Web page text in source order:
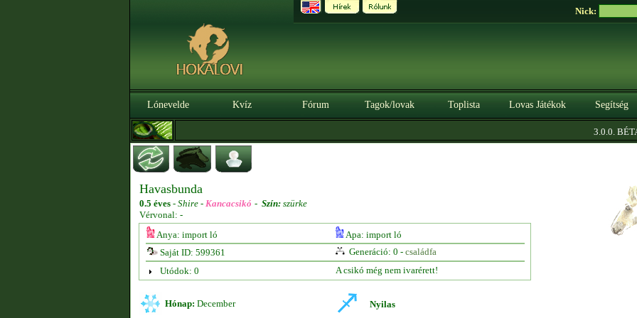
Nick:
Lónevelde Kvíz Fórum Tagok/lovak Toplista Lovas Játékok Segítség
3.0.0. BÉTA|
Havasbunda
0.5 éves - Shire - Kancacsikó - Szín: szürke
Vérvonal: -
Anya: import ló
Apa: import ló
Saját ID: 599361
Generáció: 0 - családfa
Utódok: 0
A csikó még nem ivarérett!
Hónap: December Nyilas